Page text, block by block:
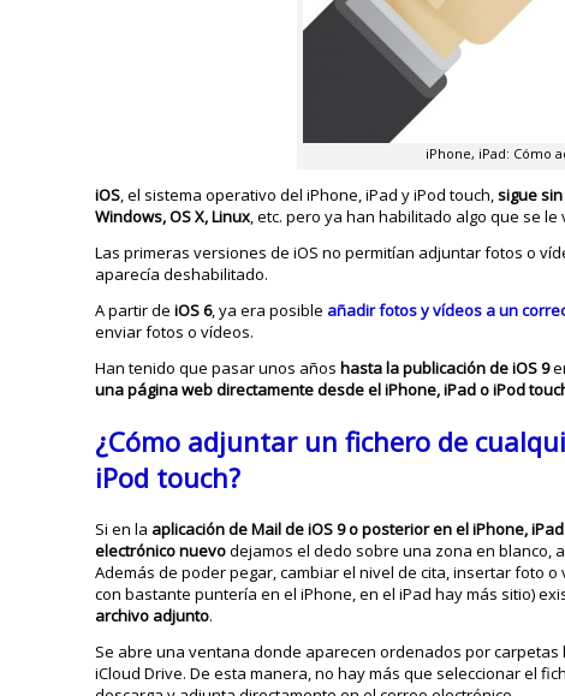
iPhone, iPad: Cómo
iOS, el sistema operativo del iPhone, iPad y iPod touch,sigue
Windows, OS X, Linux, etc. pero ya han habilitado algo que se le
Las primeras versiones de iOS no permitían adjuntar fotos o
aparecía deshabilitado.
A partir deiOS 6, ya era posible añadir fotos y vídeos a un
enviar fotos o vídeos.
Han tenido que pasar unos añoshasta la publicación de iOS 9
una página web directamente desde el iPhone, iPad o iPod
¿Cómo adjuntar un fichero de
iPod touch?
Si en la aplicación de Mail de iOS 9 o posterioren el iPhone,
electrónico nuevodejamos el dedo sobre una zona en blanco,
Además de poder pegar, cambiar el nivel de cita, insertar foto
con bastante puntería en el iPhone, en el iPad hay más sitio)
archivo adjunto.
Se abre una ventana donde aparecen ordenados por
iCloud Drive. De esta manera, no hay más que seleccionar el